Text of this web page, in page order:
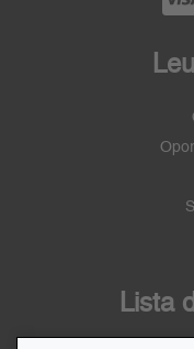
Lista